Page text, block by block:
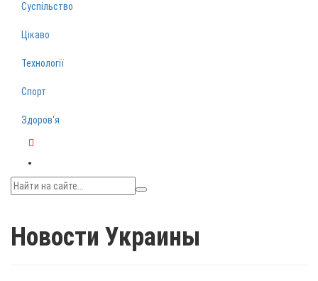
Суспільство
Цікаво
Технології
Спорт
Здоров‘я
Новости Украины